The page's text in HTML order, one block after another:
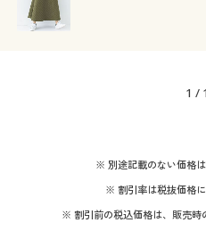
会員メニュー
サポート
秋
1 / 1
※ 別途記載のない価格は
※ 割引率は税抜価格に
※ 割引前の税込価格は、販売時